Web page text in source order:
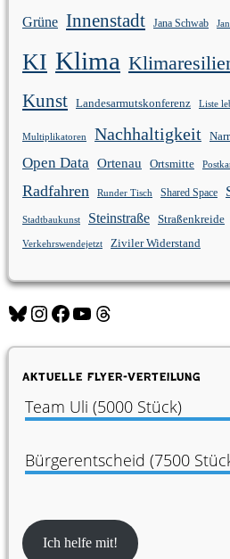
Grüne Innenstadt Jana Schwab
KI Klima
Kunst Landesarmutskonferenz Liste
Multiplikatoren Nachhaltigkeit
Open Data Ortenau Ortsmitte
Radfahren Runder Tisch Shared Space
Stadtbaukunst Steinstraße Straßenkreide
Verkehrswendejetzt Ziviler Widerstand
BlueskyInstagram
Facebook
YouTubeThreads
Aktuelle Flyer-Verteilung
Team Uli (5000 Stück)
Bürgerentscheid (7500
Ich helfe mit!